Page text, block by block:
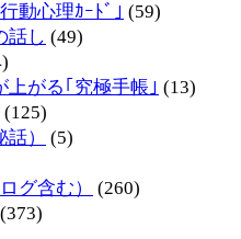
動心理ｶｰﾄﾞ｣ (59)
話し (49)
上がる｢究極手帳｣ (13)
(125)
）
(5)
グ含む）
(260)
(373)